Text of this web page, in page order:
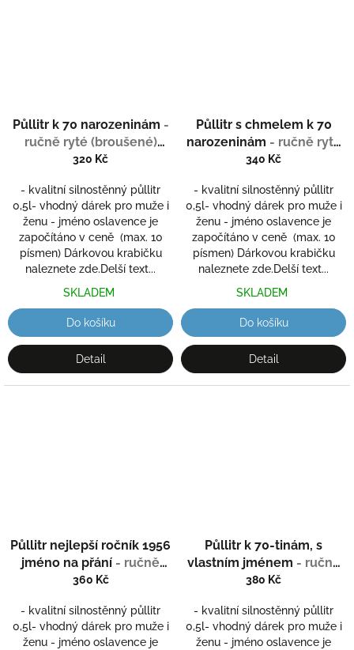
Půllitr k 70 narozeninám -
ručně ryté (broušené)
dárek k 70 narozeninám
320 Kč
- kvalitní silnostěnný půllitr
0,5l- vhodný dárek pro muže i
ženu - jméno oslavence je
započítáno v ceně (max. 10
písmen) Dárkovou krabičku
naleznete zde.Delší text...
SKLADEM
Do košíku
Detail
Půllitr s chmelem k 70
narozeninám - ručně ryté
(broušené)
340 Kč
- kvalitní silnostěnný půllitr
0,5l- vhodný dárek pro muže i
ženu - jméno oslavence je
započítáno v ceně (max. 10
písmen) Dárkovou krabičku
naleznete zde.Delší text...
SKLADEM
Do košíku
Detail
Půllitr nejlepší ročník 1956
jméno na přání - ručně
ryté (broušené)
360 Kč
- kvalitní silnostěnný půllitr
0,5l- vhodný dárek pro muže i
ženu - jméno oslavence je
Půllitr k 70-tinám, s
vlastním jménem - ručně
ryté (broušené)
380 Kč
- kvalitní silnostěnný půllitr
0,5l- vhodný dárek pro muže i
ženu - jméno oslavence je